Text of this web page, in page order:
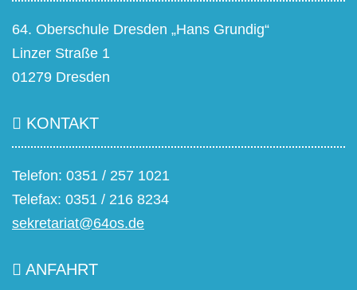
64. Oberschule Dresden „Hans Grundig“
Linzer Straße 1
01279 Dresden
KONTAKT
Telefon: 0351 / 257 1021
Telefax: 0351 / 216 8234
sekretariat@64os.de
ANFAHRT